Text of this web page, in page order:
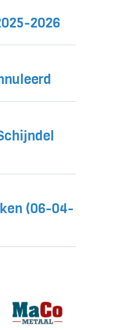
2026
(06-04-